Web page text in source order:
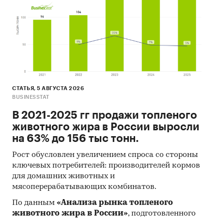
СТАТЬЯ, 5 АВГУСТА 2026
BUSINESSTAT
В 2021-2025 гг продажи топленого
животного жира в России выросли
на 63% до 156 тыс тонн.
Рост обусловлен увеличением спроса со стороны
ключевых потребителей: производителей кормов
для домашних животных и
мясоперерабатывающих комбинатов.
По данным «Анализа рынка топленого
животного жира в России», подготовленного